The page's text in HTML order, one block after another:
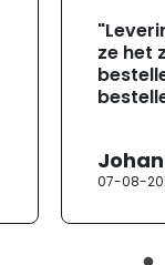
ze het
07-08-